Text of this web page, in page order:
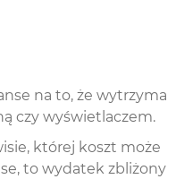
na to, że wytrzyma
czy wyświetlaczem.
której koszt może
to wydatek zbliżony